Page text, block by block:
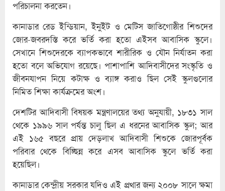
পরিচালনা করতেন।
কানাডার রেড ইন্ডিয়ান, ইনুইট ও মেটিস জাতিগোষ্ঠীর শিশুদের
জোর-জবরদস্তি করে ভর্তি করা হতো এইসব আবাসিক স্কুলে।
সেখানে শিশুদেরকে ব্যাপকভাবে শারীরিক ও যৌন নির্যাতন করা
হতো বলে অভিযোগ রয়েছে। পাশাপাশি আদিবাসীদের সংস্কৃতি ও
জীবনযাপন নিয়ে কটাক্ষ ও ব্যাঙ্গ করাও ছিল সেই স্কুলগুলোর
নিমিত শিক্ষা কার্যক্রমের অংশ।
দেশটির আদিবাসী বিষয়ক মন্ত্রণালয়ের তথ্য অনুযায়ী, ১৮৩১ সাল
থেকে ১৯৯৬ সাল পর্যন্ত চালু ছিল এ ধরনের আবাসিক স্কুল; আর
এই ১৬৫ বছরে প্রায় দেড়লাখ আদিবাসী শিশুকে জোরপূর্বক
পরিবার থেকে বিচ্ছিন্ন করে এসব আবাসিক স্কুলে ভর্তি করা
হয়েছিল।
কানাডার কেন্দ্রীয় সরকার যদিও এই প্রথার জন্য ২০০৮ সালে ক্ষমা